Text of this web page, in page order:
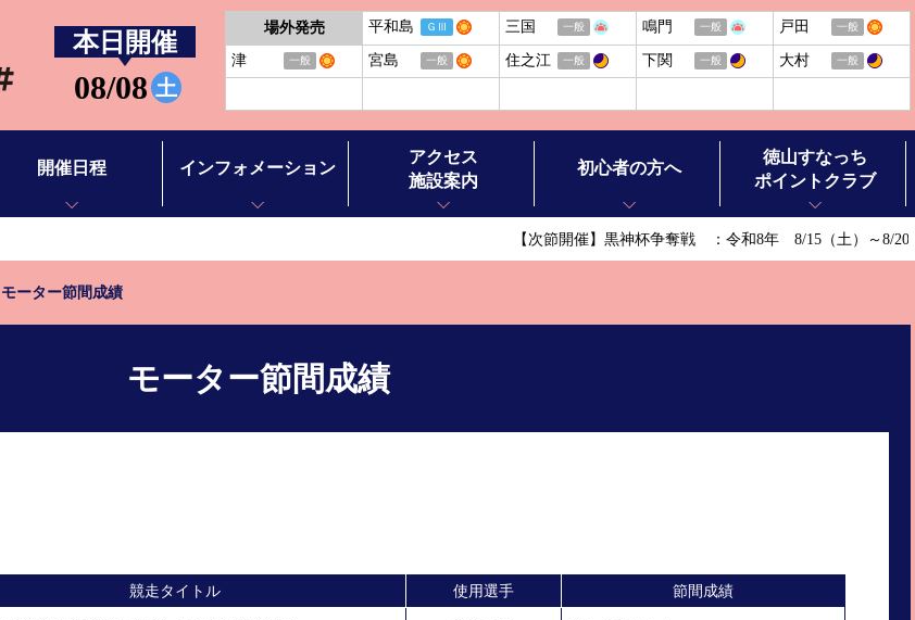
本日開催
08/08 土
場外発売 平和島 ＧⅢ 三国 一般 鳴門 一般 戸田 一般
津 一般 宮島 一般 住之江 一般 下関 一般 大村 一般
開催日程
BTS徳山
インフォメーション
アクセス
施設案内
ボートレースチケットショップ オラレ徳山
初心者の方へ
ボートレースの基礎知識
徳山すなっち
ポイントクラブ
【次節開催】黒神杯争奪戦 ：令和8年 8/15（土）～8/20
モーター節間成績
モーター節間成績
競走タイトル 使用選手 節間成績